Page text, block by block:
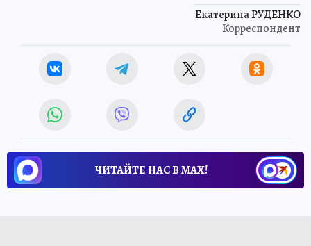
Екатерина РУДЕНКО
Корреспондент
ЧИТАЙТЕ НАС В МАХ!